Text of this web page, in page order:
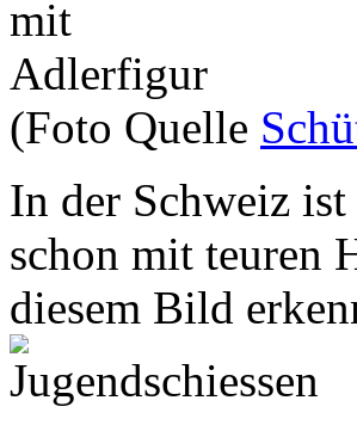
(Foto Quelle
In der Schweiz ist
schon mit teuren
diesem Bild